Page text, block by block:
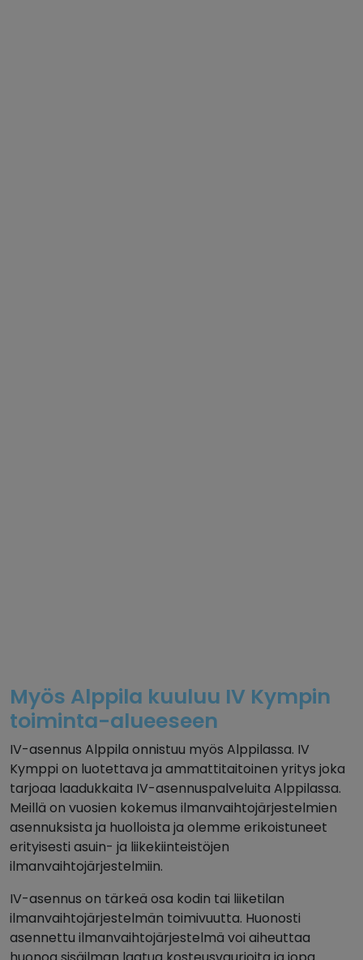
Myös Alppila kuuluu IV Kympin
toiminta-alueeseen
IV-asennus Alppila onnistuu myös Alppilassa. IV
Kymppi on luotettava ja ammattitaitoinen yritys joka
tarjoaa laadukkaita IV-asennuspalveluita Alppilassa.
Meillä on vuosien kokemus ilmanvaihtojärjestelmien
asennuksista ja huolloista ja olemme erikoistuneet
erityisesti asuin- ja liikekiinteistöjen
ilmanvaihtojärjestelmiin.
IV-asennus on tärkeä osa kodin tai liiketilan
ilmanvaihtojärjestelmän toimivuutta. Huonosti
asennettu ilmanvaihtojärjestelmä voi aiheuttaa